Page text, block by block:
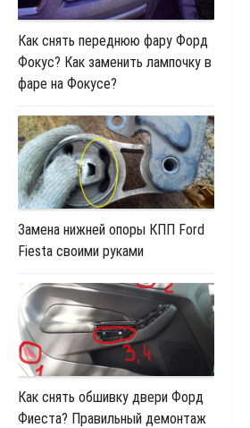
Как снять переднюю фару Форд
Фокус? Как заменить лампочку в
фаре на Фокусе?
Замена нижней опоры КПП Ford
Fiesta своими руками
Как снять обшивку двери Форд
Фиеста? Правильный демонтаж